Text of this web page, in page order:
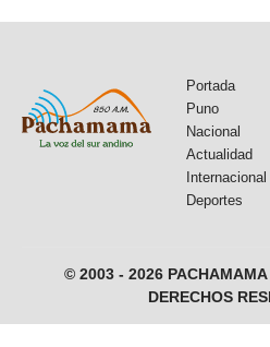
Portada
Puno
Nacional
Actualidad
Internacional
Deportes
© 2003 - 2026
DERECHOS